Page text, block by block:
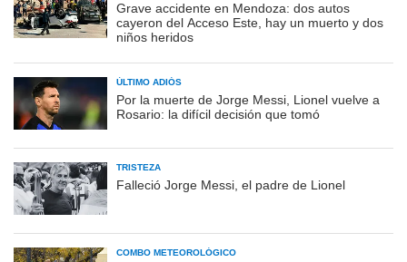
Grave accidente en Mendoza: dos autos
cayeron del Acceso Este, hay un muerto y dos
niños heridos
ÚLTIMO ADIÓS
Por la muerte de Jorge Messi, Lionel vuelve a
Rosario: la difícil decisión que tomó
TRISTEZA
Falleció Jorge Messi, el padre de Lionel
COMBO METEOROLÓGICO